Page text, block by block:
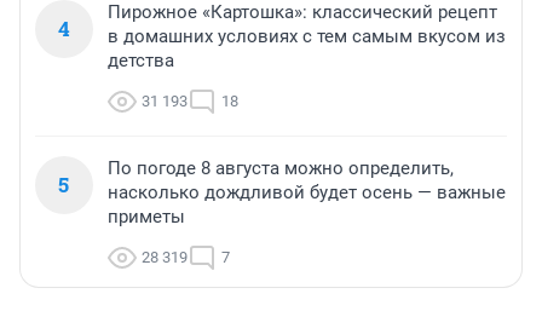
4
Пирожное «Картошка»: классический рецепт
в домашних условиях с тем самым вкусом из
детства
31 193 18
5
По погоде 8 августа можно определить,
насколько дождливой будет осень — важные
приметы
28 319 7